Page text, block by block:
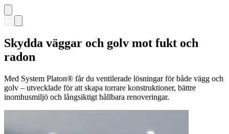
Skydda väggar och golv mot fukt och
radon
Med System Platon® får du ventilerade lösningar för både vägg och
golv – utvecklade för att skapa torrare konstruktioner, bättre
inomhusmiljö och långsiktigt hållbara renoveringar.